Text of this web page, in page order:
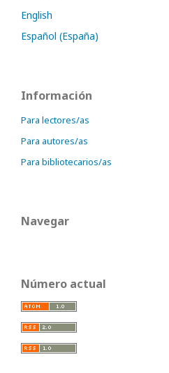
English
Español (España)
Información
Para lectores/as
Para autores/as
Para bibliotecarios/as
Navegar
Número actual